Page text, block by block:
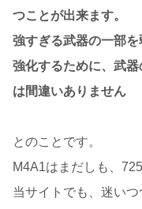
つことが出来ます。
強すぎる武器の一部
強化するために、武
は間違いありません
とのことです。
M4A1はまだしも、
当サイトでも、迷いつ